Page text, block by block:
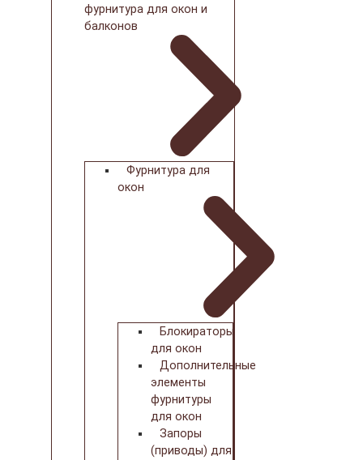
фурнитура для окон и
балконов
Фурнитура для
окон
Блокираторы
для окон
Дополнительные
элементы
фурнитуры
для окон
Запоры
(приводы) для